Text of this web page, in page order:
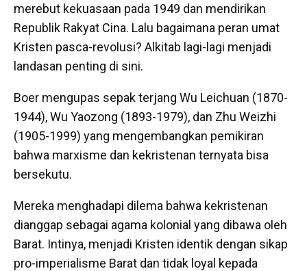
merebut kekuasaan pada 1949 dan mendirikan
Republik Rakyat Cina. Lalu bagaimana peran umat
Kristen pasca-revolusi? Alkitab lagi-lagi menjadi
landasan penting di sini.
Boer mengupas sepak terjang Wu Leichuan (1870-
1944), Wu Yaozong (1893-1979), dan Zhu Weizhi
(1905-1999) yang mengembangkan pemikiran
bahwa marxisme dan kekristenan ternyata bisa
bersekutu.
Mereka menghadapi dilema bahwa kekristenan
dianggap sebagai agama kolonial yang dibawa oleh
Barat. Intinya, menjadi Kristen identik dengan sikap
pro-imperialisme Barat dan tidak loyal kepada